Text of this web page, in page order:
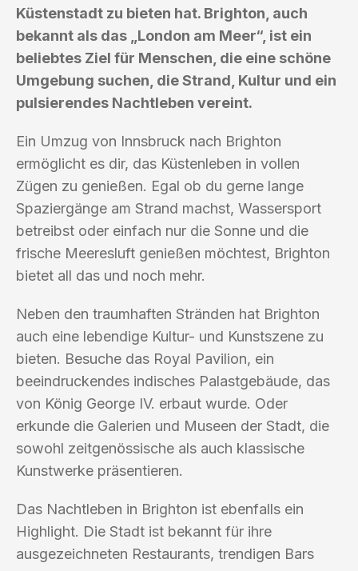
Küstenstadt zu bieten hat. Brighton, auch
bekannt als das „London am Meer“, ist ein
beliebtes Ziel für Menschen, die eine schöne
Umgebung suchen, die Strand, Kultur und ein
pulsierendes Nachtleben vereint.
Ein Umzug von Innsbruck nach Brighton
ermöglicht es dir, das Küstenleben in vollen
Zügen zu genießen. Egal ob du gerne lange
Spaziergänge am Strand machst, Wassersport
betreibst oder einfach nur die Sonne und die
frische Meeresluft genießen möchtest, Brighton
bietet all das und noch mehr.
Neben den traumhaften Stränden hat Brighton
auch eine lebendige Kultur- und Kunstszene zu
bieten. Besuche das Royal Pavilion, ein
beeindruckendes indisches Palastgebäude, das
von König George IV. erbaut wurde. Oder
erkunde die Galerien und Museen der Stadt, die
sowohl zeitgenössische als auch klassische
Kunstwerke präsentieren.
Das Nachtleben in Brighton ist ebenfalls ein
Highlight. Die Stadt ist bekannt für ihre
ausgezeichneten Restaurants, trendigen Bars